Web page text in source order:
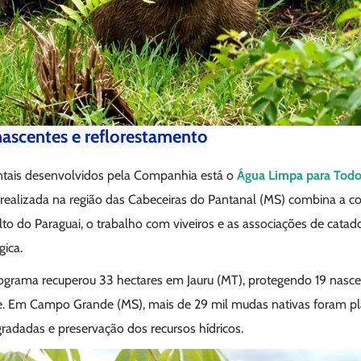
e reflorestamento
desenvolvidos pela Companhia está o Água Limpa para
na região das Cabeceiras do Pantanal (MS) combina a
do Paraguai, o trabalho com viveiros e as associações de
recuperou 33 hectares em Jauru (MT), protegendo 19
Em Campo Grande (MS), mais de 29 mil mudas nativas foram
e preservação dos recursos hídricos.